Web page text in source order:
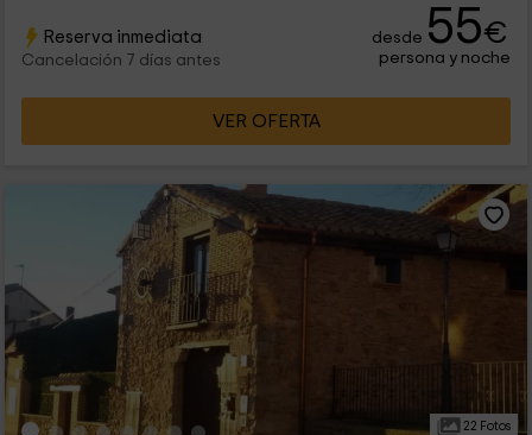
Reserva inmediata
Cancelación 7 días antes
desde 55€
persona y noche
VER OFERTA
22 Fotos